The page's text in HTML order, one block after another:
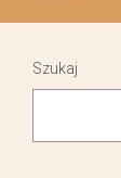
Szukaj